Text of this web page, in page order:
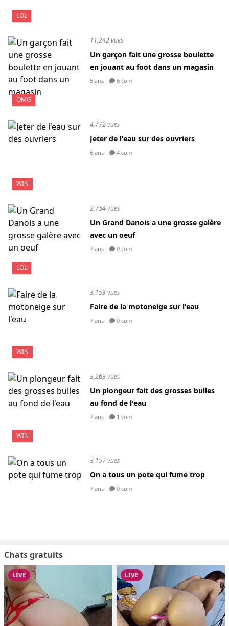
LOL
OMG
11,242 vues
Un garçon fait une grosse boulette
en jouant au foot dans un magasin
5 ans 6 com
WIN
4,772 vues
Jeter de l'eau sur des ouvriers
6 ans 4 com
LOL
2,754 vues
Un Grand Danois a une grosse galère
avec un oeuf
7 ans 0 com
WIN
3,153 vues
Faire de la motoneige sur l'eau
7 ans 0 com
WIN
3,263 vues
Un plongeur fait des grosses bulles
au fond de l'eau
7 ans 1 com
3,157 vues
On a tous un pote qui fume trop
7 ans 0 com
Chats gratuits